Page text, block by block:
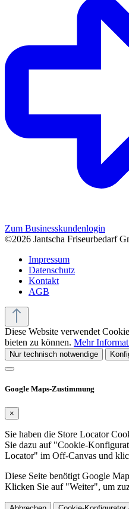
Zum Businesskundenlogin
©2026 Jantscha Friseurbedarf
Impressum
Datenschutz
Kontakt
AGB
Diese Website verwendet
bieten zu können. Mehr
Nur technisch notwendige
Google Maps-Zustimmung
×
Sie haben die Store Locator
Sie dazu auf "Cookie-
Locator" im Off-Canvas und
Diese Seite benötigt Google
Klicken Sie auf "Weiter", um